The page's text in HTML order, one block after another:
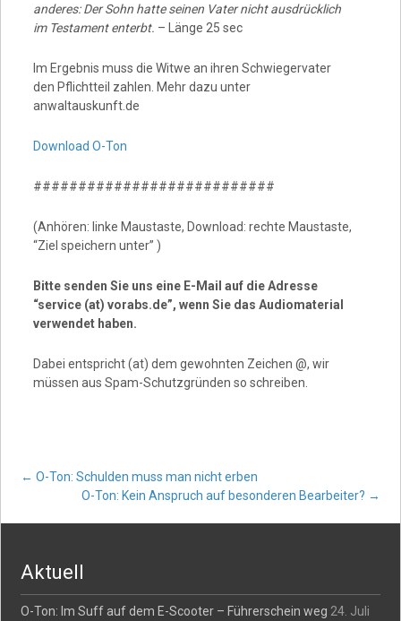
anderes: Der Sohn hatte seinen Vater nicht ausdrücklich
im Testament enterbt. – Länge 25 sec
Im Ergebnis muss die Witwe an ihren Schwiegervater
den Pflichtteil zahlen. Mehr dazu unter
anwaltauskunft.de
Download O-Ton
###########################
(Anhören: linke Maustaste, Download: rechte Maustaste,
“Ziel speichern unter” )
Bitte senden Sie uns eine E-Mail auf die Adresse
“service (at) vorabs.de”, wenn Sie das Audiomaterial
verwendet haben.
Dabei entspricht (at) dem gewohnten Zeichen @, wir
müssen aus Spam-Schutzgründen so schreiben.
Post
← O-Ton: Schulden muss man nicht erben
O-Ton: Kein Anspruch auf besonderen Bearbeiter? →
Aktuell
O-Ton: Im Suff auf dem E-Scooter – Führerschein weg 24. Juli